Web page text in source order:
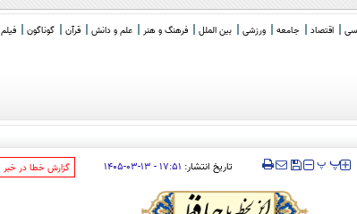
اقتصاد جامعه ورزشی بین الملل فرهنگ و هنر علم و دانش قرآن گوناگون فیلم
‍‍‍ پپ تاریخ انتشار: ۱۷:۵۱ - ۱۳-۰۳-۱۴۰۵ ‌گزارش خطا در خبر